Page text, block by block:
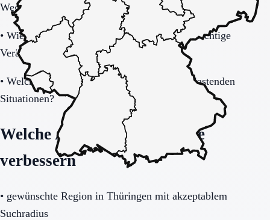
Weglauftendenz?
• Wie werden Angehörige informiert und in wichtige
Veränderungen eingebunden?
• Welche Betreuung gibt es nachts und in belastenden
Situationen?
Welche Angaben die Anfrage
verbessern
• gewünschte Region in Thüringen mit akzeptablem
Suchradius